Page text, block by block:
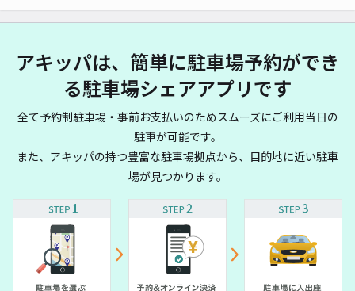
アキッパは、簡単に駐車場予約ができ
る駐車場シェアアプリです
全て予約制駐車場・事前お支払いのためスムーズにご利用当日の
駐車が可能です。
また、アキッパの持つ豊富な駐車場拠点から、目的地に近い駐車
場が見つかります。